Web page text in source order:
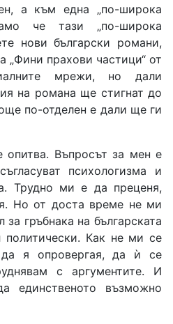
а към една „по-широка
че тази „по-широка
нови български романи,
„Фини прахови частици“ от
мрежи, но дали
на романа ще стигнат до
по-отделен е дали ще ги
Въпросът за мен е
психологизма и
Трудно ми е да преценя,
Но от доста време не ми
гръбнака на българската
политически. Как не ми се
я опровергая, да ѝ се
с аргументите. И
единственото възможно